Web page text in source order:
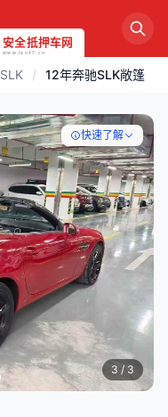
SLK / 12年奔驰SLK敞篷
快速了解
3 / 3